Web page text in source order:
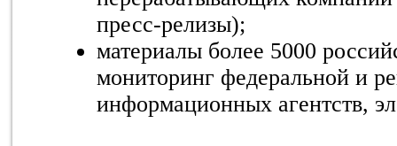
пресс-релизы);
материалы более 5000
мониторинг федеральной и
информационных агентств,